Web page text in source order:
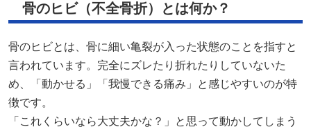
骨のヒビ（不全骨折）とは何か？
骨のヒビとは、骨に細い亀裂が入った状態のことを指すと
言われています。完全にズレたり折れたりしていないた
め、「動かせる」「我慢できる痛み」と感じやすいのが特
徴です。
「これくらいなら大丈夫かな？」と思って動かしてしまう